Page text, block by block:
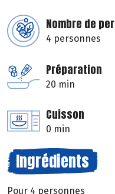
Nombre de
4 personnes
Préparation
20 min
Cuisson
0 min
Ingrédients
Pour 4 personnes